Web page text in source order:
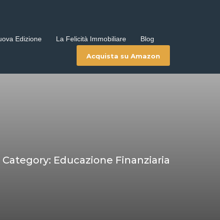
Edizione La Felicità Immobiliare Blog
Acquista su Amazon
Category: Educazione Finanziaria